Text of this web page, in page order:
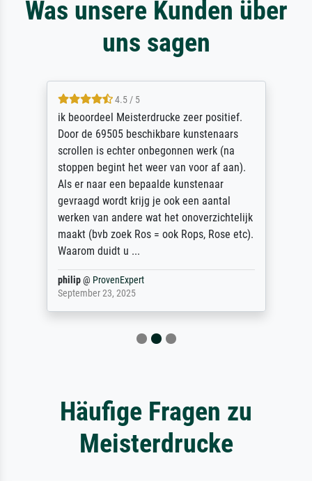
Was unsere Kunden über
uns sagen
4.5 / 5
ik beoordeel Meisterdrucke zeer positief.
Door de 69505 beschikbare kunstenaars
scrollen is echter onbegonnen werk (na
stoppen begint het weer van voor af aan).
Als er naar een bepaalde kunstenaar
gevraagd wordt krijg je ook een aantal
werken van andere wat het onoverzichtelijk
maakt (bvb zoek Ros = ook Rops, Rose etc).
Waarom duidt u ...
philip@ ProvenExpert
September 23, 2025
Häufige Fragen zu
Meisterdrucke